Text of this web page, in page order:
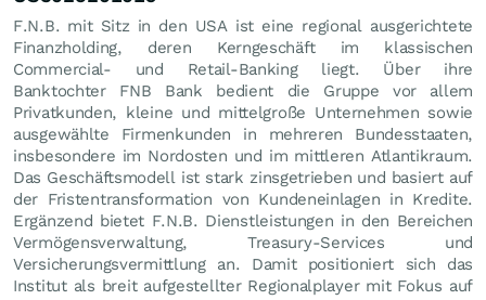
F.N.B. mit Sitz in den USA ist eine regional ausgerichtete
Finanzholding, deren Kerngeschäft im klassischen
Commercial- und Retail-Banking liegt. Über ihre
Banktochter FNB Bank bedient die Gruppe vor allem
Privatkunden, kleine und mittelgroße Unternehmen sowie
ausgewählte Firmenkunden in mehreren Bundesstaaten,
insbesondere im Nordosten und im mittleren Atlantikraum.
Das Geschäftsmodell ist stark zinsgetrieben und basiert auf
der Fristentransformation von Kundeneinlagen in Kredite.
Ergänzend bietet F.N.B. Dienstleistungen in den Bereichen
Vermögensverwaltung, Treasury-Services und
Versicherungsvermittlung an. Damit positioniert sich das
Institut als breit aufgestellter Regionalplayer mit Fokus auf